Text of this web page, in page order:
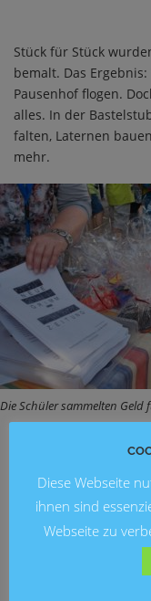
Stück für Stück
bemalt. Das
Pausenhof flogen.
alles. In der
falten, Laternen
mehr.
Die Schüler sammelten
Taschengeld
einen guten Zweck
Brasilienprojekt
Die Kinder hatten
Schulhof hingen
Diese Webseite
ihnen sind
Webseite zu